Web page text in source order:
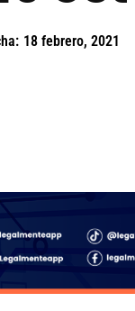
18 febrero, 2021